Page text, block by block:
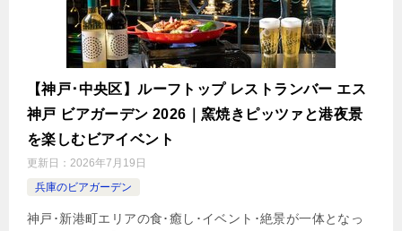
【神戸･中央区】ルーフトップ レストランバー エス
神戸 ビアガーデン 2026｜窯焼きピッツァと港夜景
を楽しむビアイベント
更新日： 2026年7月19日
兵庫のビアガーデン
神戸･新港町エリアの食･癒し･イベント･絶景が一体となっ